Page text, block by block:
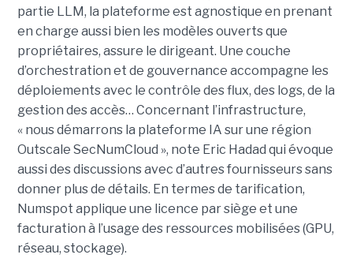
partie LLM, la plateforme est agnostique en prenant
en charge aussi bien les modèles ouverts que
propriétaires, assure le dirigeant. Une couche
d’orchestration et de gouvernance accompagne les
déploiements avec le contrôle des flux, des logs, de la
gestion des accès… Concernant l’infrastructure,
« nous démarrons la plateforme IA sur une région
Outscale SecNumCloud », note Eric Hadad qui évoque
aussi des discussions avec d’autres fournisseurs sans
donner plus de détails. En termes de tarification,
Numspot applique une licence par siège et une
facturation à l’usage des ressources mobilisées (GPU,
réseau, stockage).